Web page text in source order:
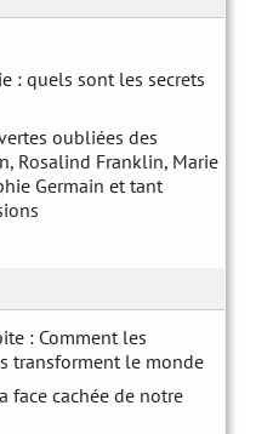
: quels sont les secrets
oubliées des
Rosalind Franklin, Marie
Germain et tant
: Comment les
transforment le monde
face cachée de notre